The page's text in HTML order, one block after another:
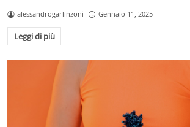
alessandrogarlinzoni Gennaio 11, 2025
Leggi di più